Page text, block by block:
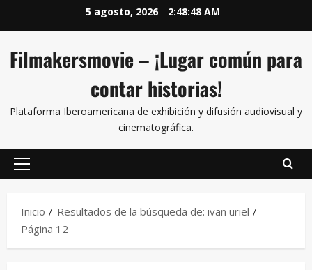
5 agosto, 2026 2:48:49 AM
Filmakersmovie – ¡Lugar común para
contar historias!
Plataforma Iberoamericana de exhibición y difusión audiovisual y
cinematográfica.
Inicio
Resultados de la búsqueda de: ivan uriel
Página 12